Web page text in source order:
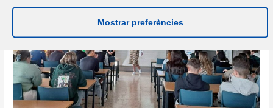
Mostrar preferències